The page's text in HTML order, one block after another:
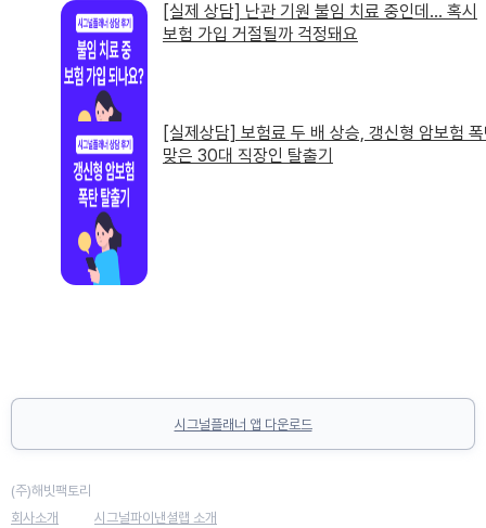
[실제 상담] 난관 기원 불임 치료 중인데… 혹시
보험 가입 거절될까 걱정돼요
[실제상담] 보험료 두 배 상승, 갱신형 암보험
맞은 30대 직장인 탈출기
시그널플래너 앱 다운로드
(주)해빗팩토리
회사소개
시그널파이낸셜랩 소개